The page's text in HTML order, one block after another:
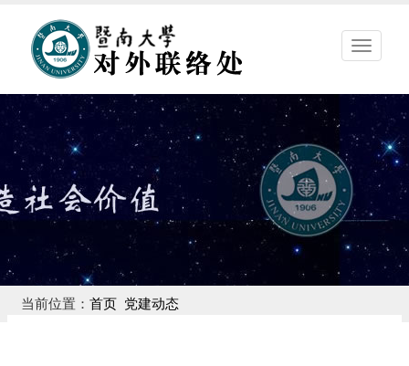
暨
大
对
络
处
当前位置： 首页 党建动态